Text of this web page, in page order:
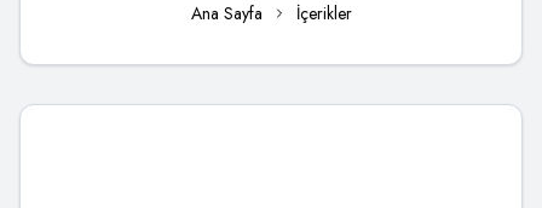
Ana Sayfa İçerikler